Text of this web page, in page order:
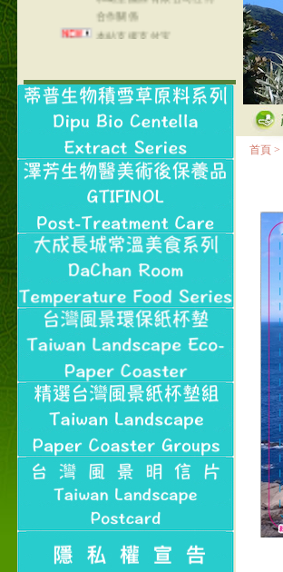
本站支援支付宝
2017年1月1日起，中国大
首頁 >